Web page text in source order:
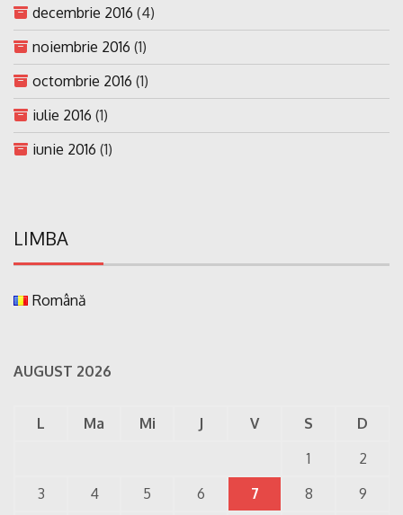
decembrie 2016 (4)
noiembrie 2016 (1)
octombrie 2016 (1)
iulie 2016 (1)
iunie 2016 (1)
LIMBA
Română
AUGUST 2026
L Ma Mi J V S
D
1
2
3
4 5 6 7 8 9